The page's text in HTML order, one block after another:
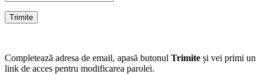
Completează adresa de email, apasă butonul Trimite și vei primi un
link de acces pentru modificarea parolei.